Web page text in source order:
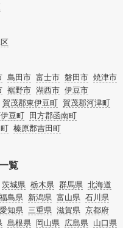
島田市 富士市 磐田市 焼津市
裾野市 湖西市 伊豆市
賀茂郡東伊豆町 賀茂郡河津町
豆町
田方郡函南町
榛原郡吉田町
覧
茨城県 栃木県 群馬県 北海道
福島県 新潟県 富山県 石川県
愛知県 三重県 滋賀県 京都府
島根県 岡山県 広島県 山口県